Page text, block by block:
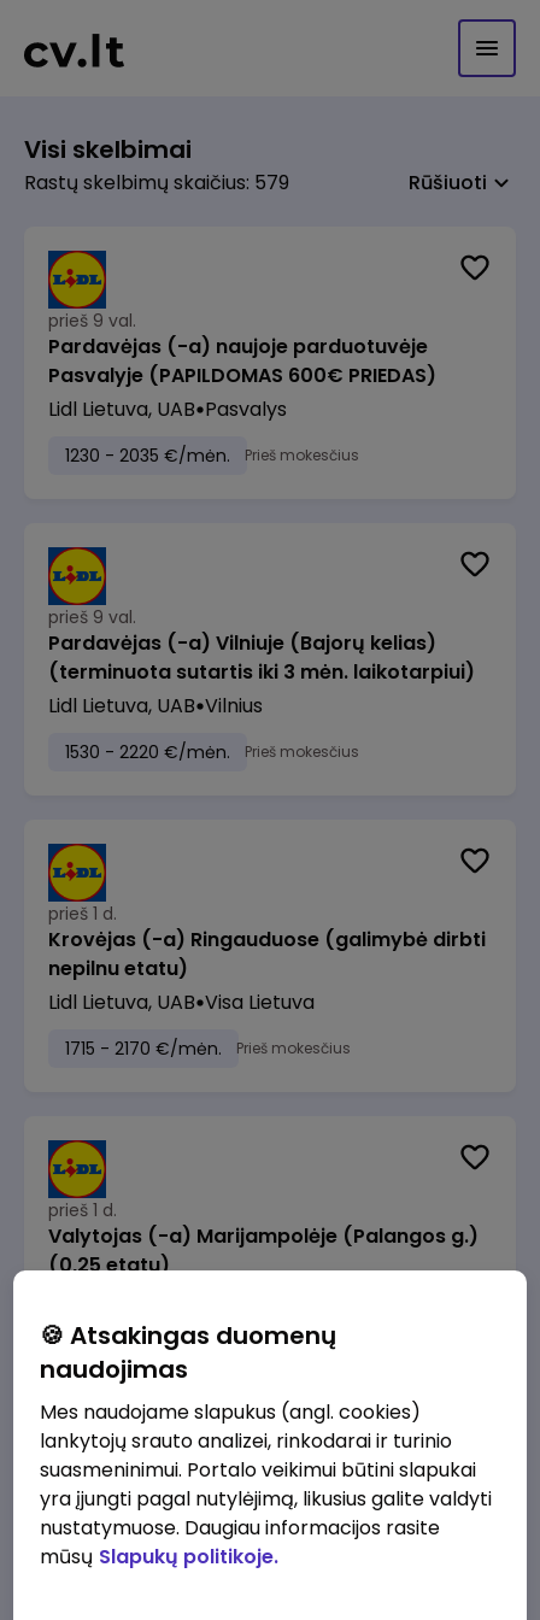
Visi skelbimai
Rastų skelbimų skaičius: 579 Rūšiuoti
prieš 9 val.
Pardavėjas (-a) naujoje parduotuvėje
Pasvalyje (PAPILDOMAS 600€ PRIEDAS)
Lidl Lietuva, UAB Pasvalys
1230 - 2035 €/mėn. Prieš mokesčius
prieš 9 val.
Pardavėjas (-a) Vilniuje (Bajorų kelias)
(terminuota sutartis iki 3 mėn. laikotarpiui)
Lidl Lietuva, UAB Vilnius
1530 - 2220 €/mėn. Prieš mokesčius
prieš 1 d.
Krovėjas (-a) Ringauduose (galimybė dirbti
nepilnu etatu)
Lidl Lietuva, UAB Visa Lietuva
1715 - 2170 €/mėn. Prieš mokesčius
prieš 1 d.
Valytojas (-a) Marijampolėje (Palangos g.)
(0,25 etatu)
289 - 337 €/mėn. Prieš mokesčius
prieš 1 d.
Talent Development Project Manager (fixed
term - 1.5 years)
🍪 Atsakingas duomenų
naudojimas
Mes naudojame slapukus (angl. cookies)
lankytojų srauto analizei, rinkodarai ir turinio
suasmeninimui. Portalo veikimui būtini slapukai
yra įjungti pagal nutylėjimą, likusius galite valdyti
nustatymuose. Daugiau informacijos rasite
mūsų Slapukų politikoje.